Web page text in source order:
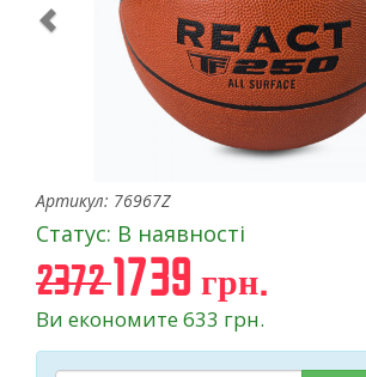
Артикул: 76967Z
Статус: В наявності
23721739 грн.
Ви економите 633 грн.